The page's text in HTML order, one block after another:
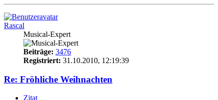
Rascal
Musical-Expert
Beiträge: 3476
Registriert: 31.10.2010, 12:19:39
Re: Fröhliche Weihnachten
Zitat